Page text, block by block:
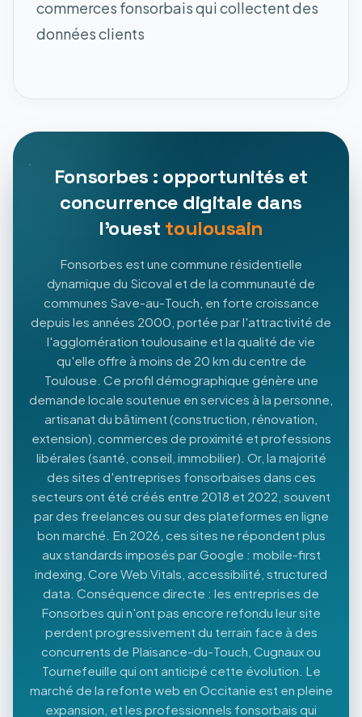
commerces fonsorbais qui collectent des
données clients
Fonsorbes : opportunités et
concurrence digitale dans
l'ouest toulousain
Fonsorbes est une commune résidentielle
dynamique du Sicoval et de la communauté de
communes Save-au-Touch, en forte croissance
depuis les années 2000, portée par l'attractivité de
l'agglomération toulousaine et la qualité de vie
qu'elle offre à moins de 20 km du centre de
Toulouse. Ce profil démographique génère une
demande locale soutenue en services à la personne,
artisanat du bâtiment (construction, rénovation,
extension), commerces de proximité et professions
libérales (santé, conseil, immobilier). Or, la majorité
des sites d'entreprises fonsorbaises dans ces
secteurs ont été créés entre 2018 et 2022, souvent
par des freelances ou sur des plateformes en ligne
bon marché. En 2026, ces sites ne répondent plus
aux standards imposés par Google : mobile-first
indexing, Core Web Vitals, accessibilité, structured
data. Conséquence directe : les entreprises de
Fonsorbes qui n'ont pas encore refondu leur site
perdent progressivement du terrain face à des
concurrents de Plaisance-du-Touch, Cugnaux ou
Tournefeuille qui ont anticipé cette évolution. Le
marché de la refonte web en Occitanie est en pleine
expansion, et les professionnels fonsorbais qui